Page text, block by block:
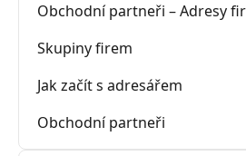
Obchodní partneři – Adresy
Skupiny firem
Jak začít s adresářem
Obchodní partneři